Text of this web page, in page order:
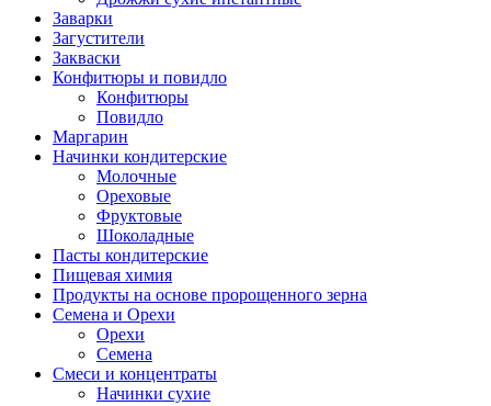
Заварки
Загустители
Закваски
Конфитюры и повидло
Конфитюры
Повидло
Маргарин
Начинки кондитерские
Молочные
Ореховые
Фруктовые
Шоколадные
Пасты кондитерские
Пищевая химия
Продукты на основе пророщенного зерна
Семена и Орехи
Орехи
Семена
Смеси и концентраты
Начинки сухие